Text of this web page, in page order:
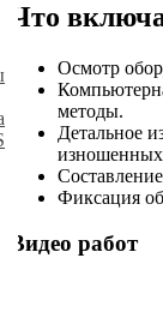
Что
Осмотр
методы.
Детальное
Фиксация
Видео работ